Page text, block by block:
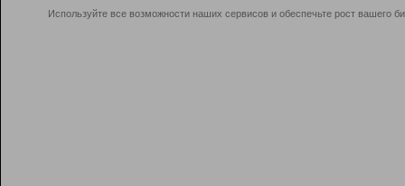
Используйте все возможности наших сервисов и обеспечьте рост вашего